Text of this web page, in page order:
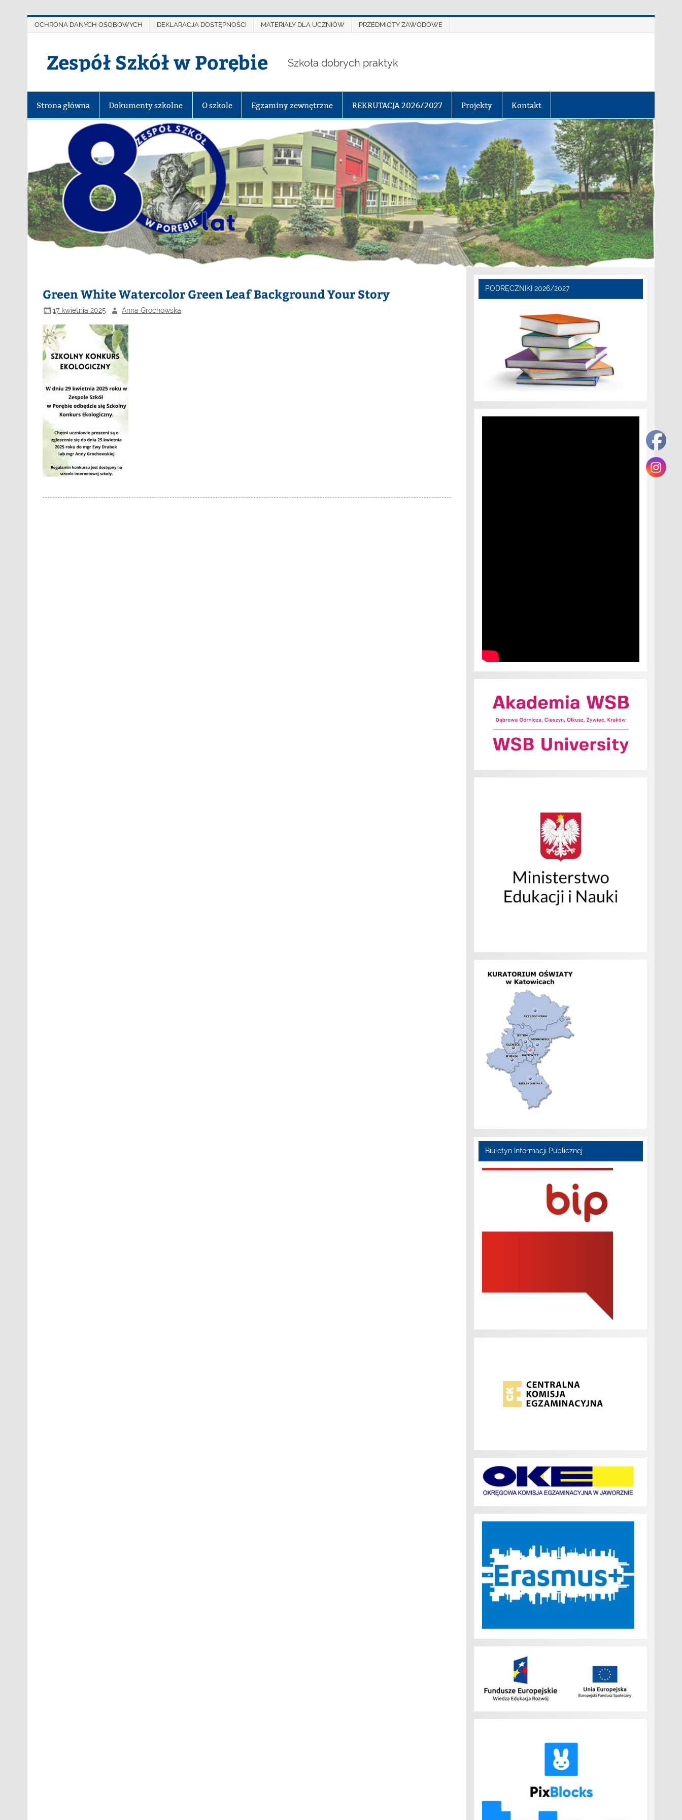
OCHRONA DANYCH OSOBOWYCH DEKLARACJA DOSTĘPNOŚCI MATERIAŁY DLA UCZNIÓW PRZEDMIOTY ZAWODOWE
Zespół Szkół w Porębie Szkoła dobrych praktyk
Strona główna Dokumenty szkolne O szkole Egzaminy zewnętrzne REKRUTACJA 2026/2027 Projekty Kontakt
Green White Watercolor Green Leaf Background Your Story
17 kwietnia 2025 Anna Grochowska
PODRĘCZNIKI 2026/2027
Biuletyn Informacji Publicznej